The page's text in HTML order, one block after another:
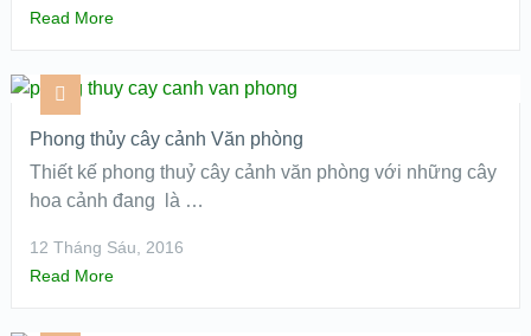
Read More
Phong thủy cây cảnh Văn phòng
Thiết kế phong thuỷ cây cảnh văn phòng với những cây
hoa cảnh đang là …
12 Tháng Sáu, 2016
Read More